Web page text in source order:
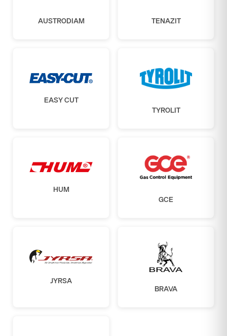
AUSTRODIAM TENAZIT
EASY CUT
TYROLIT
HUM
GCE
JYRSA
BRAVA